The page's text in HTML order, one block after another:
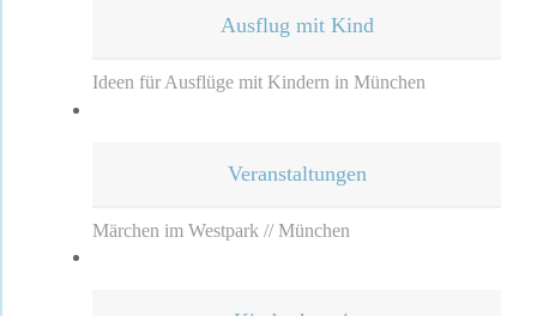
Ausflug mit Kind
Ideen für Ausflüge mit Kindern in München
Veranstaltungen
Märchen im Westpark // München